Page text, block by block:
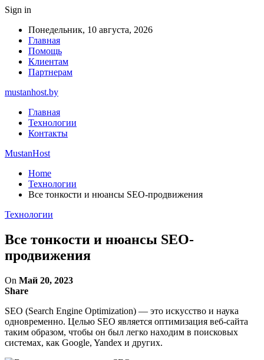
Sign in
Понедельник, 10 августа, 2026
Главная
Помощь
Клиентам
Партнерам
mustanhost.by
Главная
Технологии
Контакты
MustanHost
Home
Технологии
Все тонкости и нюансы SEO-продвижения
Технологии
Все тонкости и нюансы SEO-
продвижения
On Май 20, 2023
Share
SEO (Search Engine Optimization) — это искусство и наука
одновременно. Целью SEO является оптимизация веб-сайта
таким образом, чтобы он был легко находим в поисковых
системах, как Google, Yandex и других.